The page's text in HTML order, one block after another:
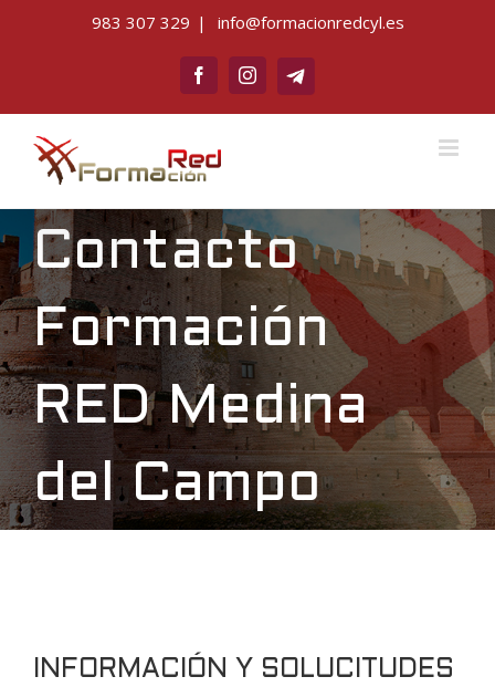
983 307 329 | info@formacionredcyl.es
FacebookInstagram
Telegram
Contacto
Formación
RED Medina
del Campo
INFORMACIÓN Y SOLUCITUDES